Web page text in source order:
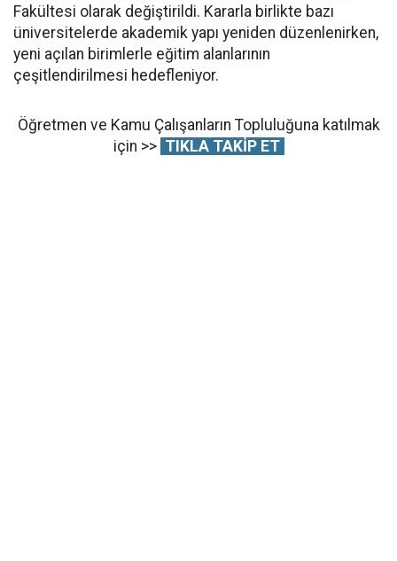
Fakültesi olarak değiştirildi. Kararla birlikte bazı
üniversitelerde akademik yapı yeniden düzenlenirken,
yeni açılan birimlerle eğitim alanlarının
çeşitlendirilmesi hedefleniyor.
Öğretmen ve Kamu Çalışanların Topluluğuna katılmak
için >> TIKLA TAKİP ET